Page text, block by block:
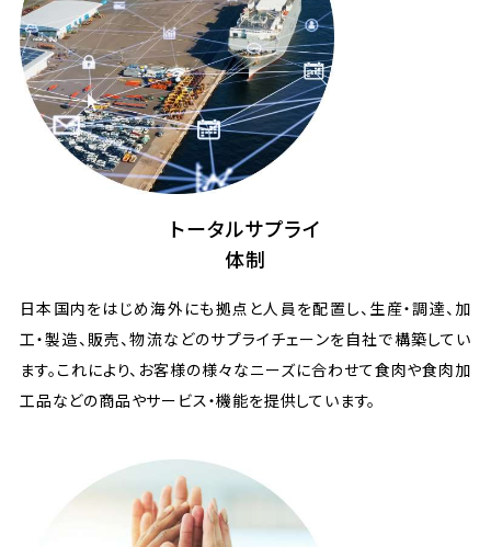
トータルサプライ
体制
日本国内をはじめ海外にも拠点と人員を配置し、生産・調達、加
工・製造、販売、物流などのサプライチェーンを自社で構築してい
ます。これにより、お客様の様々なニーズに合わせて食肉や食肉加
工品などの商品やサービス・機能を提供しています。